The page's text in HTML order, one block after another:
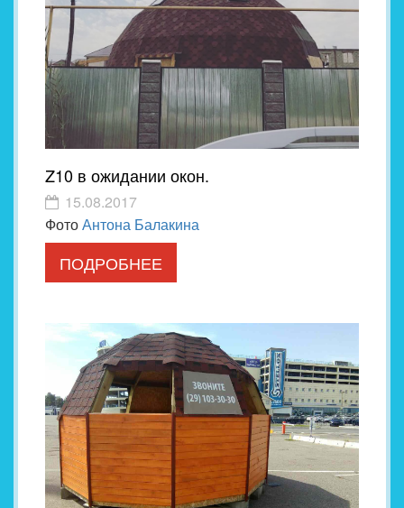
Z10 в ожидании окон.
15.08.2017
ФотоАнтона Балакина
ПОДРОБНЕЕ